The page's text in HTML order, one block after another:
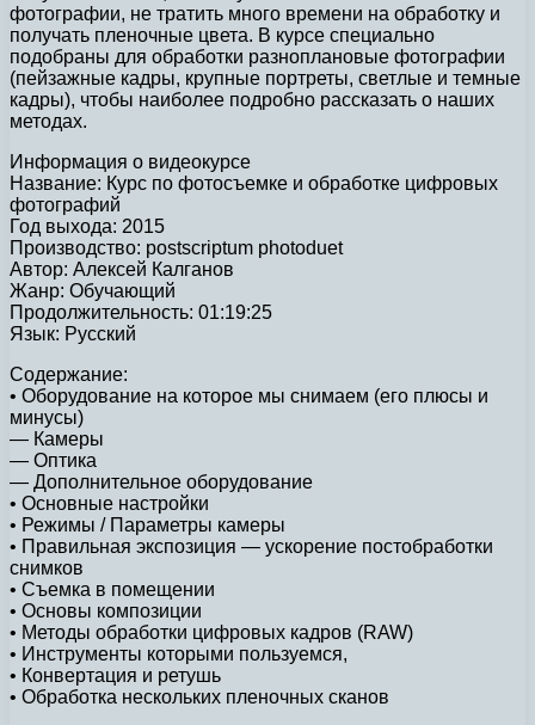
фотографии, не тратить много времени на обработку и
получать пленочные цвета. В курсе специально
подобраны для обработки разноплановые фотографии
(пейзажные кадры, крупные портреты, светлые и темные
кадры), чтобы наиболее подробно рассказать о наших
методах.
Информация о видеокурсе
Название: Курс по фотосъемке и обработке цифровых
фотографий
Год выхода: 2015
Производство: postscriptum photoduet
Автор: Алексей Калганов
Жанр: Обучающий
Продолжительность: 01:19:25
Язык: Русский
Содержание:
• Оборудование на которое мы снимаем (его плюсы и
минусы)
— Камеры
— Оптика
— Дополнительное оборудование
• Основные настройки
• Режимы / Параметры камеры
• Правильная экспозиция — ускорение постобработки
снимков
• Съемка в помещении
• Основы композиции
• Методы обработки цифровых кадров (RAW)
• Инструменты которыми пользуемся,
• Конвертация и ретушь
• Обработка нескольких пленочных сканов